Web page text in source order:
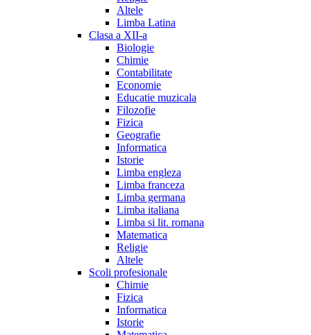
Altele
Limba Latina
Clasa a XII-a
Biologie
Chimie
Contabilitate
Economie
Educatie muzicala
Filozofie
Fizica
Geografie
Informatica
Istorie
Limba engleza
Limba franceza
Limba germana
Limba italiana
Limba si lit. romana
Matematica
Religie
Altele
Scoli profesionale
Chimie
Fizica
Informatica
Istorie